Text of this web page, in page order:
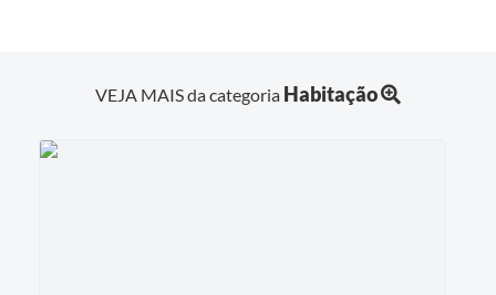
VEJA MAIS da categoria Habitação